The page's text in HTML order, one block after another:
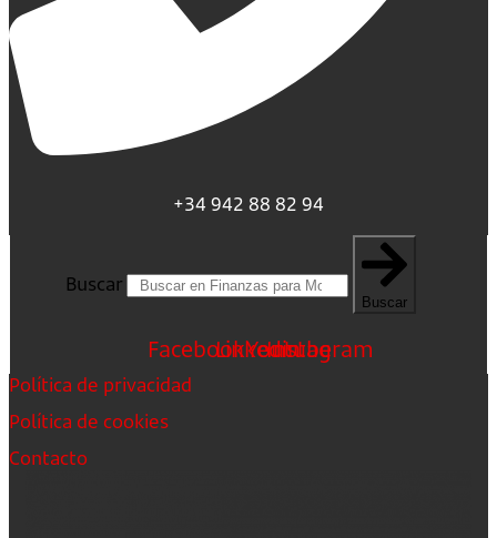
+34 942 88 82 94
Buscar
Buscar
FacebookLinkedin
Youtube
Instagram
Política de privacidad
Política de cookies
Contacto